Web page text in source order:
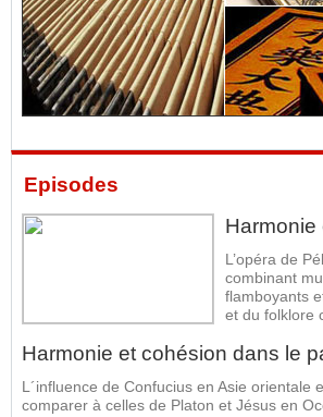
Episodes
L’opéra de
combinant
flamboyants
et du folklore
Harmonie et cohésion dans le
L´influence de Confucius en Asie orientale
comparer à celles de Platon et Jésus en